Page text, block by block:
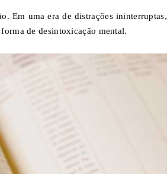
Em uma era de distrações ininterruptas,
de desintoxicação mental.